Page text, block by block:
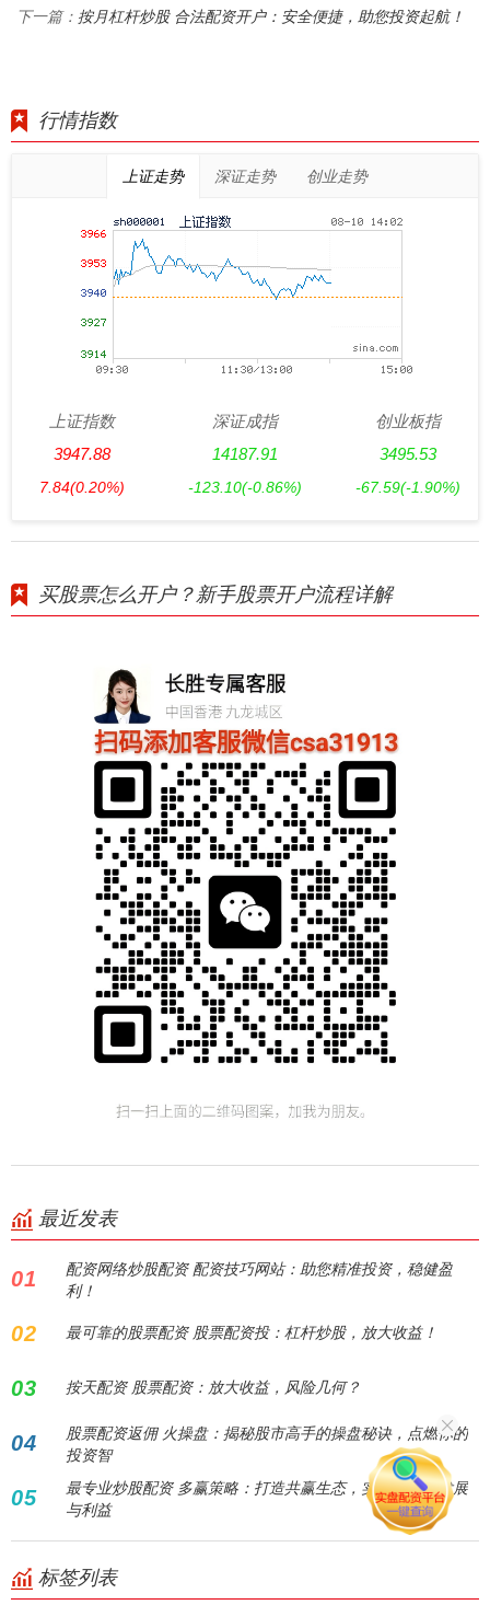
下一篇： 按月杠杆炒股 合法配资开户：安全便捷，助您投资起航！
行情指数
上证走势 深证走势 创业走势
上证指数
3947.88
7.84(0.20%)
深证成指
14187.91
-123.10(-0.86%)
创业板指
3495.53
-67.59(-1.90%)
买股票怎么开户？新手股票开户流程详解
最近发表
01
配资网络炒股配资 配资技巧网站：助您精准投资，稳健盈
利！
02 最可靠的股票配资 股票配资投：杠杆炒股，放大收益！
03 按天配资 股票配资：放大收益，风险几何？
04
股票配资返佣 火操盘：揭秘股市高手的操盘秘诀，点燃你的
投资智
05
最专业炒股配资 多赢策略：打造共赢生态，实现全方位发展
与利益
标签列表